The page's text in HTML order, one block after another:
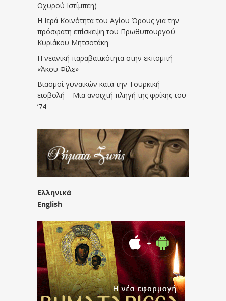
Οχυρού Ιστίμπεη)
Η Ιερά Κοινότητα του Αγίου Όρους για την
πρόσφατη επίσκεψη του Πρωθυπουργού
Κυριάκου Μητσοτάκη
Η νεανική παραβατικότητα στην εκπομπή
«Άκου Φίλε»
Βιασμοί γυναικών κατά την Τουρκική
εισβολή – Μια ανοιχτή πληγή της φρίκης του
’74
Ελληνικά
English